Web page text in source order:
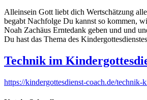
Alleinsein Gott liebt dich Wertschätzung
begabt Nachfolge Du kannst so kommen,
Noah Zachäus Erntedank geben und und
Du hast das Thema des
Technik im
https://kindergottesdienst-coach.de/technik-